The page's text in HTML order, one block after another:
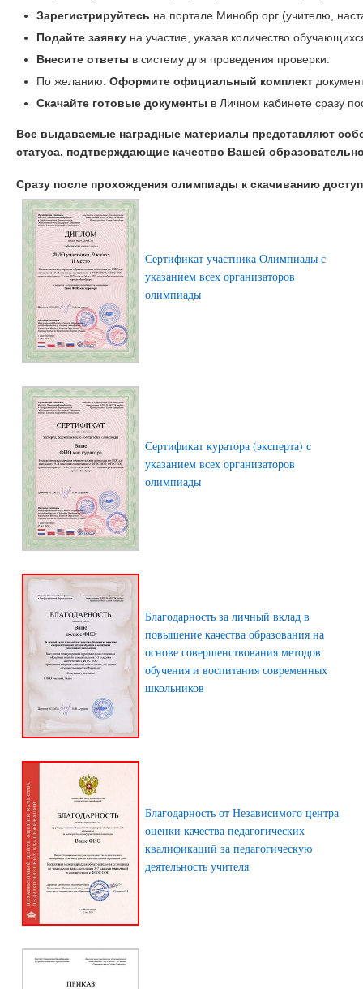
Зарегистрируйтесь на портале Минобр.орг (учителю,
Подайте заявкуна участие, указав количество
Внесите ответы в систему для проведения проверки.
По желанию: Оформите официальный комплект
Скачайте готовые документы в Личном кабинете сразу
Все выдаваемые наградные материалы представляют
статуса, подтверждающие качество Вашей
Сразу после прохождения олимпиады к скачиванию
Сертификат участника Олимпиады с
указанием всех организаторов
олимпиады
Сертификат куратора (эксперта) с
указанием всех организаторов
олимпиады
Благодарность за личный вклад в
повышение качества образования на
основе совершенствования методов
обучения и воспитания современных
школьников
Благодарность от Независимого центра
оценки качества педагогических
квалификаций за педагогическую
деятельность учителя